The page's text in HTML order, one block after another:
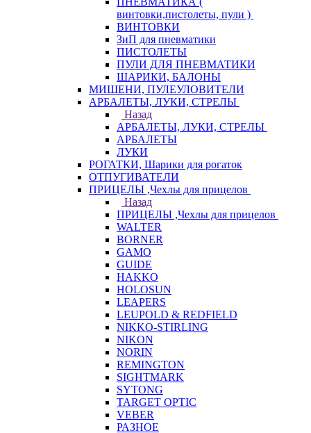
винтовки,пистолеты, пули )
ВИНТОВКИ
ЗиП для пневматики
ПИСТОЛЕТЫ
ПУЛИ ДЛЯ ПНЕВМАТИКИ
ШАРИКИ, БАЛОНЫ
МИШЕНИ, ПУЛЕУЛОВИТЕЛИ
АРБАЛЕТЫ, ЛУКИ, СТРЕЛЫ
Назад
АРБАЛЕТЫ, ЛУКИ, СТРЕЛЫ
АРБАЛЕТЫ
ЛУКИ
РОГАТКИ, Шарики для рогаток
ОТПУГИВАТЕЛИ
ПРИЦЕЛЫ ,Чехлы для прицелов
Назад
ПРИЦЕЛЫ ,Чехлы для прицелов
WALTER
BORNER
GAMO
GUIDE
HAKKO
HOLOSUN
LEAPERS
LEUPOLD & REDFIELD
NIKKO-STIRLING
NIKON
NORIN
REMINGTON
SIGHTMARK
SYTONG
TARGET OPTIC
VEBER
РАЗНОЕ